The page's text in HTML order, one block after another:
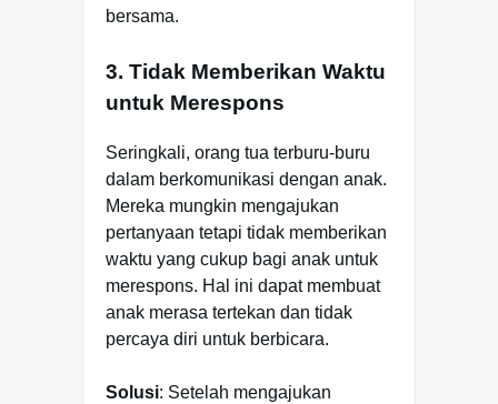
bersama.
3. Tidak Memberikan Waktu
untuk Merespons
Seringkali, orang tua terburu-buru
dalam berkomunikasi dengan anak.
Mereka mungkin mengajukan
pertanyaan tetapi tidak memberikan
waktu yang cukup bagi anak untuk
merespons. Hal ini dapat membuat
anak merasa tertekan dan tidak
percaya diri untuk berbicara.
Solusi: Setelah mengajukan